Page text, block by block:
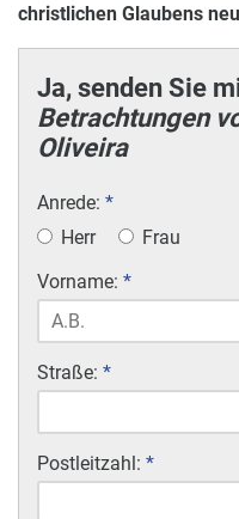
christlichen Glaubens
Ja, senden Sie
Betrachtungen
Oliveira
Anrede: *
Herr
Frau
Vorname: *
Straße: *
Postleitzahl: *